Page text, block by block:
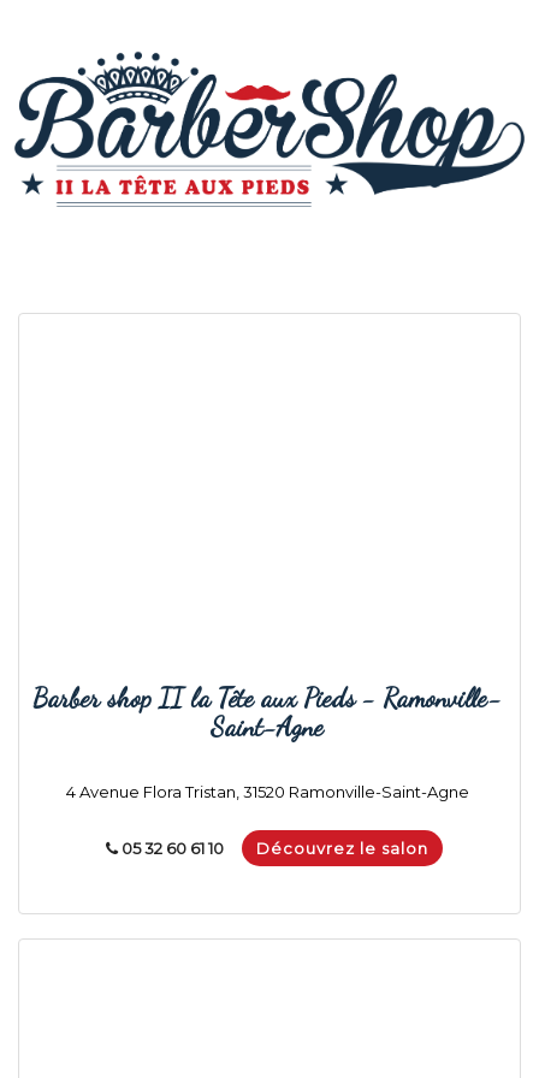
Barber shop II la Tête aux Pieds - Ramonville-
Saint-Agne
4 Avenue Flora Tristan, 31520 Ramonville-Saint-Agne
05 32 60 61 10 Découvrez le salon